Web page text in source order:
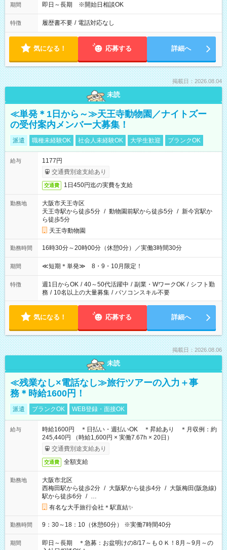
期間 即日～長期 ※開始日相談OK
特徴 履歴書不要 / 電話対応なし
気になる！ 応募する 詳細へ
掲載日：2026.08.04
未読
≪単発＊1日から～≫天王寺動物園／ナイトズー
の受付案内メンバー大募集！
派遣 職種未経験OK 社会人未経験OK 大学生歓迎 ブランクOK
給与
1177円
交通費別途支給あり
交通費 1日450円迄の実費を支給
勤務地
大阪市天王寺区
天王寺駅から徒歩5分 / 動物園前駅から徒歩5分 / 新今宮駅か
ら徒歩5分
天王寺動物園
勤務時間 16時30分～20時00分（休憩0分）／実働3時間30分
期間 ≪短期＊単発≫ 8・9・10月限定！
特徴 週1日からOK / 40～50代活躍中 / 副業・WワークOK / シフト勤
務 / 10名以上の大量募集 / パソコンスキル不要
気になる！ 応募する 詳細へ
掲載日：2026.08.06
未読
≪残業なし×電話なし≫旅行ツアーの入力＋事
務＊時給1600円！
派遣 ブランクOK WEB登録・面接OK
給与
時給1600円 ＊日払い・週払いOK ＊昇給あり ＊月収例：約
245,440円 （時給1,600円 × 実働7.67h × 20日）
交通費別途支給あり
交通費 全額支給
勤務地
大阪市北区
西梅田駅から徒歩2分 / 大阪駅から徒歩4分 / 大阪梅田(阪急線)
駅から徒歩6分 / …
有名な大手旅行会社＊駅直結✨
勤務時間 9：30～18：10（休憩60分） ※実働7時間40分
期間
即日～長期 ＊急募：お盆明けの8/17～もＯＫ！8月～9月～の